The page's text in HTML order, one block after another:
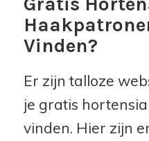
Vinden?
Er zijn talloze
je gratis
vinden. Hier zijn